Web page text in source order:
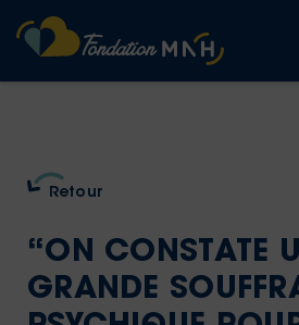
Retour
“ON CONSTATE
GRANDE